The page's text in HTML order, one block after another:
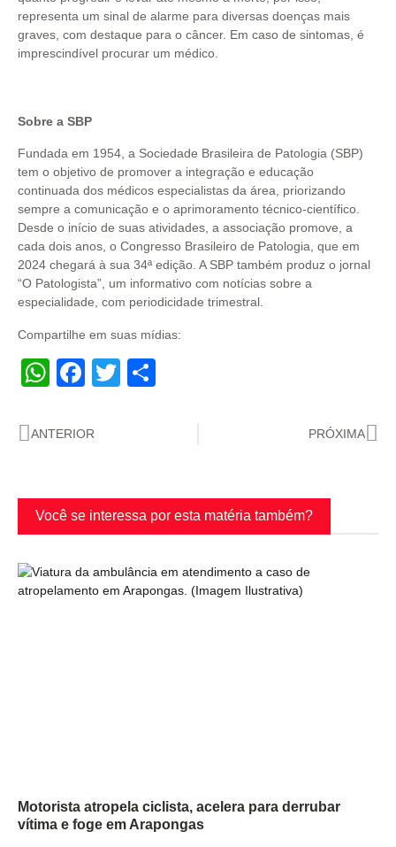
representa um sinal de alarme para diversas doenças mais
graves, com destaque para o câncer. Em caso de sintomas, é
imprescindível procurar um médico.
Sobre a SBP
Fundada em 1954, a Sociedade Brasileira de Patologia (SBP)
tem o objetivo de promover a integração e educação
continuada dos médicos especialistas da área, priorizando
sempre a comunicação e o aprimoramento técnico-científico.
Desde o início de suas atividades, a associação promove, a
cada dois anos, o Congresso Brasileiro de Patologia, que em
2024 chegará à sua 34ª edição. A SBP também produz o jornal
“O Patologista”, um informativo com notícias sobre a
especialidade, com periodicidade trimestral.
Compartilhe em suas mídias:
WhatsApp
Facebook
Twitter
ANTERIOR PRÓXIMA
Você se interessa por esta matéria também?
Motorista atropela ciclista, acelera para derrubar
vítima e foge em Arapongas